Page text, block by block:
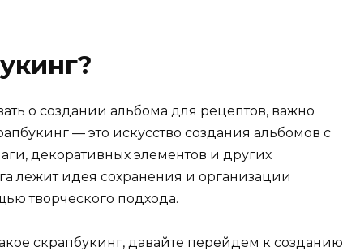
о создании альбома для рецептов, важно
— это искусство создания альбомов с
декоративных элементов и других
лежит идея сохранения и организации
творческого подхода.
скрапбукинг, давайте перейдем к созданию